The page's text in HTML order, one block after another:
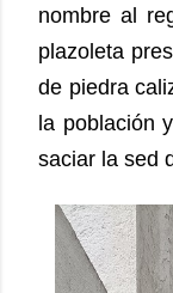
nombre al
plazoleta
de piedra
la población
saciar la sed